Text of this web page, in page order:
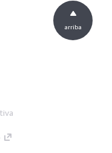
arriba